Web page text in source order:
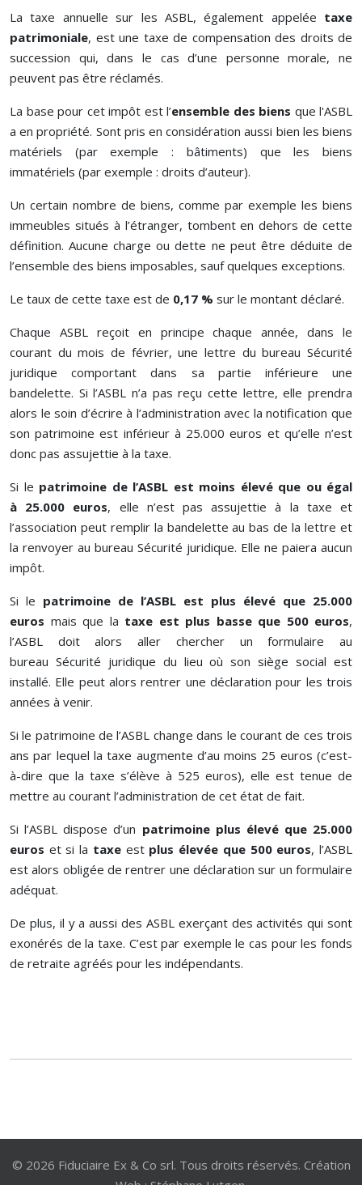
La taxe annuelle sur les ASBL, également appelée taxe
patrimoniale, est une taxe de compensation des droits de
succession qui, dans le cas d’une personne morale, ne
peuvent pas être réclamés.
La base pour cet impôt est l’ensemble des biens que l'ASBL
a en propriété. Sont pris en considération aussi bien les biens
matériels (par exemple : bâtiments) que les biens
immatériels (par exemple : droits d’auteur).
Un certain nombre de biens, comme par exemple les biens
immeubles situés à l’étranger, tombent en dehors de cette
définition. Aucune charge ou dette ne peut être déduite de
l’ensemble des biens imposables, sauf quelques exceptions.
Le taux de cette taxe est de 0,17 % sur le montant déclaré.
Chaque ASBL reçoit en principe chaque année, dans le
courant du mois de février, une lettre du bureau Sécurité
juridique comportant dans sa partie inférieure une
bandelette. Si l’ASBL n’a pas reçu cette lettre, elle prendra
alors le soin d’écrire à l’administration avec la notification que
son patrimoine est inférieur à 25.000 euros et qu’elle n’est
donc pas assujettie à la taxe.
Si le patrimoine de l’ASBL est moins élevé que ou égal
à 25.000 euros, elle n’est pas assujettie à la taxe et
l’association peut remplir la bandelette au bas de la lettre et
la renvoyer au bureau Sécurité juridique. Elle ne paiera aucun
impôt.
Si le patrimoine de l’ASBL est plus élevé que 25.000
euros mais que la taxe est plus basse que 500 euros,
l’ASBL doit alors aller chercher un formulaire au
bureau Sécurité juridique du lieu où son siège social est
installé. Elle peut alors rentrer une déclaration pour les trois
années à venir.
Si le patrimoine de l’ASBL change dans le courant de ces trois
ans par lequel la taxe augmente d’au moins 25 euros (c’est-
à-dire que la taxe s’élève à 525 euros), elle est tenue de
mettre au courant l’administration de cet état de fait.
Si l’ASBL dispose d’un patrimoine plus élevé que 25.000
euros et si la taxeest plus élevée que 500 euros, l’ASBL
est alors obligée de rentrer une déclaration sur un formulaire
adéquat.
De plus, il y a aussi des ASBL exerçant des activités qui sont
exonérés de la taxe. C’est par exemple le cas pour les fonds
de retraite agréés pour les indépendants.
© 2026 Fiduciaire Ex & Co srl. Tous droits réservés. Création